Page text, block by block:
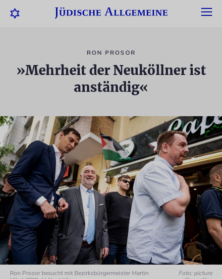
RON PROSOR
»Mehrheit der Neuköllner ist
anständig«
Ron Prosor besucht mit Bezirksbürgermeister Martin
Foto: picture